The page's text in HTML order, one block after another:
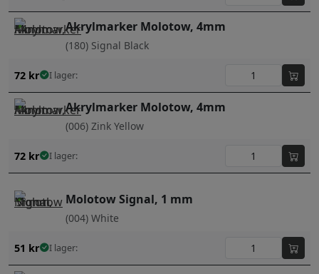
Akrylmarker Molotow, 4mm
(180) Signal Black
72 kr I lager:
Akrylmarker Molotow, 4mm
(006) Zink Yellow
72 kr I lager:
Molotow Signal, 1 mm
(004) White
51 kr I lager: